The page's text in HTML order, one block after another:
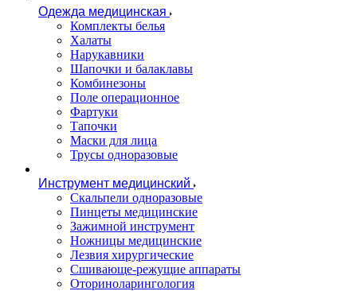
Одежда медицинская
Комплекты белья
Халаты
Нарукавники
Шапочки и балаклавы
Комбинезоны
Поле операционное
Фартуки
Тапочки
Маски для лица
Трусы одноразовые
Инструмент медицинский
Скальпели одноразовые
Пинцеты медицинские
Зажимной инструмент
Ножницы медицинские
Лезвия хирургические
Сшивающе-режущие аппараты
Оториноларингология